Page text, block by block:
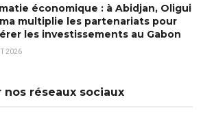
économique : à Abidjan, Oligui
multiplie les partenariats pour
les investissements au Gabon
2026
nos réseaux sociaux